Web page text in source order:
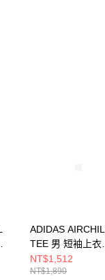
ADIDAS
TEE 男 短袖上衣
KE2389
NT$1,512
NT$1,890